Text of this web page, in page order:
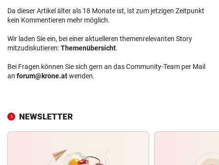
Da dieser Artikel älter als 18 Monate ist, ist zum jetzigen Zeitpunkt
kein Kommentieren mehr möglich.
Wir laden Sie ein, bei einer aktuelleren themenrelevanten Story
mitzudiskutieren:Themenübersicht.
Bei Fragen können Sie sich gern an das Community-Team per Mail
an forum@krone.atwenden.
NEWSLETTER